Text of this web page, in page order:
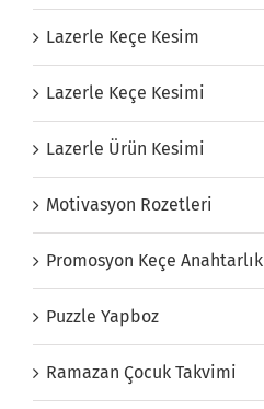
Lazerle Keçe Kesim
Lazerle Keçe Kesimi
Lazerle Ürün Kesimi
Motivasyon Rozetleri
Promosyon Keçe Anahtarlık
Puzzle Yapboz
Ramazan Çocuk Takvimi